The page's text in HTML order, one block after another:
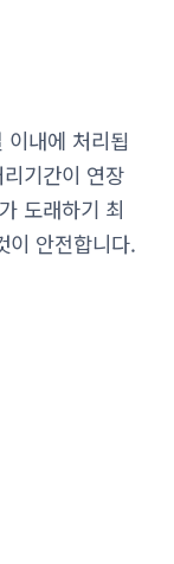
내에 처리됩
기간이 연장
도래하기 최
이 안전합니다.